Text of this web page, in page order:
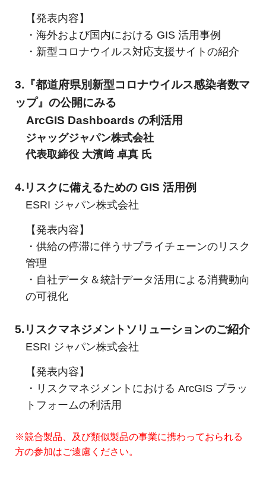
【発表内容】
・海外および国内における GIS 活用事例
・新型コロナウイルス対応支援サイトの紹介
3.『都道府県別新型コロナウイルス感染者数マ
ップ』の公開にみる
ArcGIS Dashboards の利活用
ジャッグジャパン株式会社
代表取締役 大濱﨑 卓真 氏
4.リスクに備えるための GIS 活用例
ESRI ジャパン株式会社
【発表内容】
・供給の停滞に伴うサプライチェーンのリスク
管理
・自社データ＆統計データ活用による消費動向
の可視化
5.リスクマネジメントソリューションのご紹介
ESRI ジャパン株式会社
【発表内容】
・リスクマネジメントにおける ArcGIS プラッ
トフォームの利活用
※競合製品、及び類似製品の事業に携わっておられる
方の参加はご遠慮ください。